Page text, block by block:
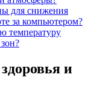
для снижения
за компьютером?
температуру
и